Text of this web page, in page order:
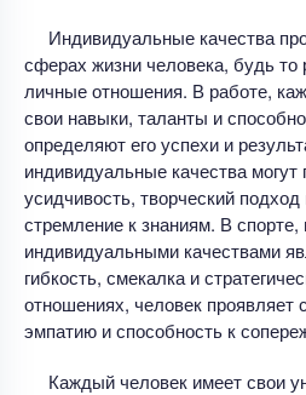
Индивидуальные качества
сферах жизни человека, будь то
личные отношения. В работе,
свои навыки, таланты и
определяют его успехи и
индивидуальные качества могут
усидчивость, творческий
стремление к знаниям. В
индивидуальными качествами
гибкость, смекалка и
отношениях, человек проявляет
эмпатию и способность к
Каждый человек имеет свои